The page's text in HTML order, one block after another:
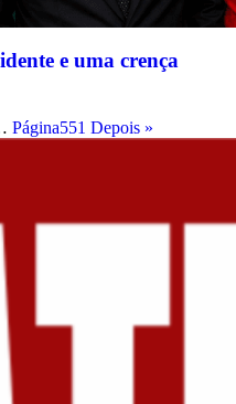
e uma crença
Página551 Depois »